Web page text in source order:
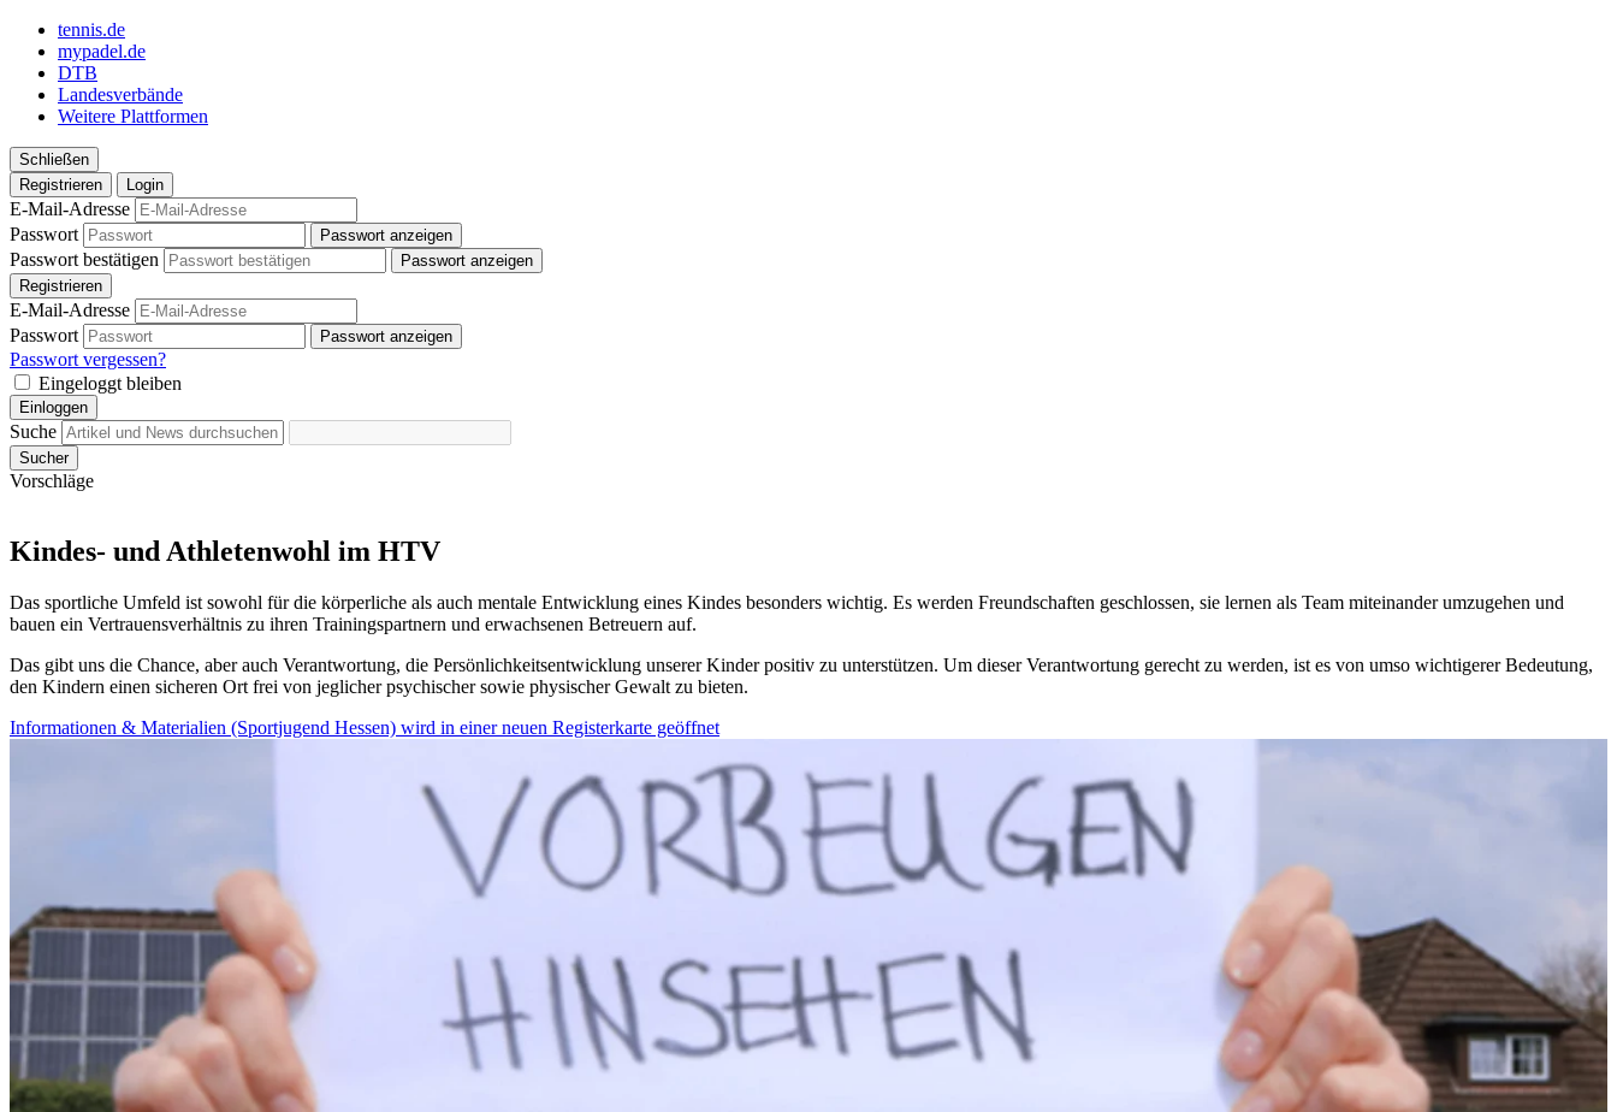
tennis.de
mypadel.de
DTB
Landesverbände
Weitere Plattformen
Schließen
Registrieren
Login
E-Mail-Adresse
Passwort
Passwort anzeigen
Passwort bestätigen
Passwort anzeigen
Registrieren
E-Mail-Adresse
Passwort
Passwort anzeigen
Passwort vergessen?
Eingeloggt bleiben
Einloggen
Suche
Sucher
Vorschläge
Kindes- und Athletenwohl im HTV
Das sportliche Umfeld ist sowohl für die körperliche als auch mentale Entwicklung eines Kindes besonders wichtig. Es werden Freundschaften geschlossen, sie lernen als Team miteinander umzugehen und
bauen ein Vertrauensverhältnis zu ihren Trainingspartnern und erwachsenen Betreuern auf.
Das gibt uns die Chance, aber auch Verantwortung, die Persönlichkeitsentwicklung unserer Kinder positiv zu unterstützen. Um dieser Verantwortung gerecht zu werden, ist es von umso wichtigerer Bedeutung,
den Kindern einen sicheren Ort frei von jeglicher psychischer sowie physischer Gewalt zu bieten.
Informationen & Materialien (Sportjugend Hessen) wird in einer neuen Registerkarte geöffnet